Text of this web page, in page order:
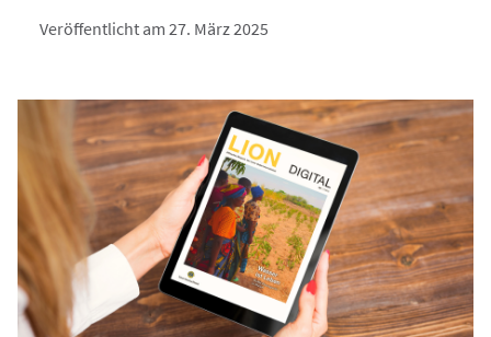
Veröffentlicht am 27. März 2025